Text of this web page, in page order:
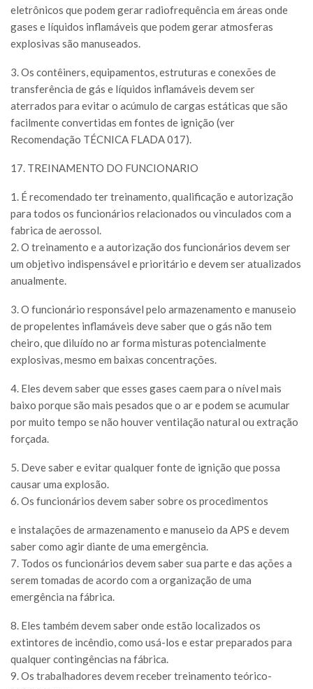
eletrônicos que podem gerar radiofrequência em áreas onde
gases e líquidos inflamáveis que podem gerar atmosferas
explosivas são manuseados.
3. Os contêiners, equipamentos, estruturas e conexões de
transferência de gás e líquidos inflamáveis devem ser
aterrados para evitar o acúmulo de cargas estáticas que são
facilmente convertidas em fontes de ignição (ver
Recomendação TÉCNICA FLADA 017).
17. TREINAMENTO DO FUNCIONARIO
1. É recomendado ter treinamento, qualificação e autorização
para todos os funcionários relacionados ou vinculados com a
fabrica de aerossol.
2. O treinamento e a autorização dos funcionários devem ser
um objetivo indispensável e prioritário e devem ser atualizados
anualmente.
3. O funcionário responsável pelo armazenamento e manuseio
de propelentes inflamáveis deve saber que o gás não tem
cheiro, que diluído no ar forma misturas potencialmente
explosivas, mesmo em baixas concentrações.
4. Eles devem saber que esses gases caem para o nível mais
baixo porque são mais pesados que o ar e podem se acumular
por muito tempo se não houver ventilação natural ou extração
forçada.
5. Deve saber e evitar qualquer fonte de ignição que possa
causar uma explosão.
6. Os funcionários devem saber sobre os procedimentos
e instalações de armazenamento e manuseio da APS e devem
saber como agir diante de uma emergência.
7. Todos os funcionários devem saber sua parte e das ações a
serem tomadas de acordo com a organização de uma
emergência na fábrica.
8. Eles também devem saber onde estão localizados os
extintores de incêndio, como usá-los e estar preparados para
qualquer contingências na fábrica.
9. Os trabalhadores devem receber treinamento teórico-